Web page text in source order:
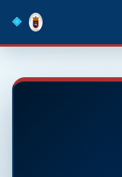
navigation